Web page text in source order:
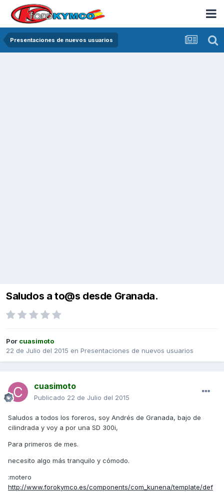
Presentaciones de nuevos usuarios
Saludos a to@s desde Granada.
Por cuasimoto
22 de Julio del 2015 en Presentaciones de nuevos usuarios
cuasimoto
Publicado 22 de Julio del 2015
Saludos a todos los foreros, soy Andrés de Granada, bajo de
cilindrada y voy a por una SD 300i,
Para primeros de mes.
necesito algo más tranquilo y cómodo.
:motero
http://www.forokymco.es/components/com_kunena/template/def